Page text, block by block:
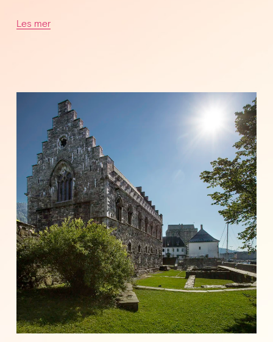
Les mer